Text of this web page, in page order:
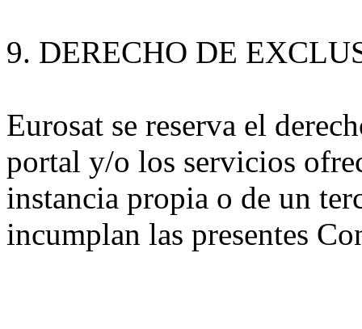
9. DERECHO DE
Eurosat se reserva el
portal y/o los servicios
instancia propia o de un
incumplan las presentes